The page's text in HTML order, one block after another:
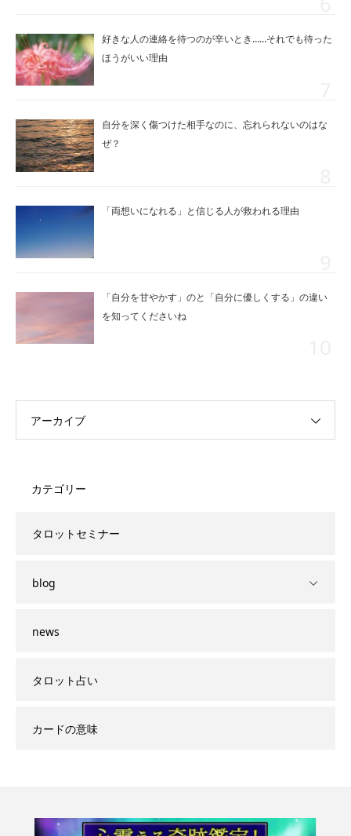
好きな人の連絡を待つのが辛いとき……それでも待った
ほうがいい理由
自分を深く傷つけた相手なのに、忘れられないのはな
ぜ？
「両想いになれる」と信じる人が救われる理由
「自分を甘やかす」のと「自分に優しくする」の違い
を知ってくださいね
アーカイブ
カテゴリー
タロットセミナー
blog
news
タロット占い
カードの意味